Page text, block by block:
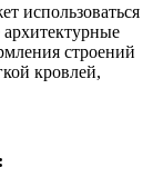
использоваться
строений
кровлей,